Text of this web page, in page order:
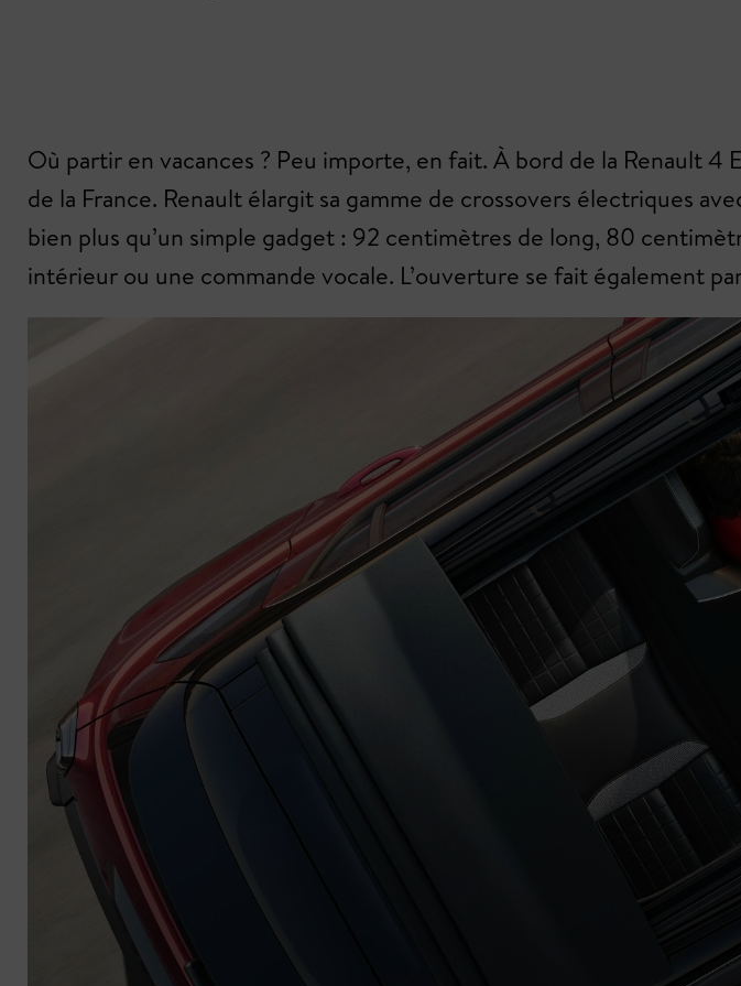
Où partir en vacances ? Peu importe, en fait. À bord de la Renault 4
de la France. Renault élargit sa gamme de crossovers électriques
bien plus qu’un simple gadget : 92 centimètres de long, 80
intérieur ou une commande vocale. L’ouverture se fait également